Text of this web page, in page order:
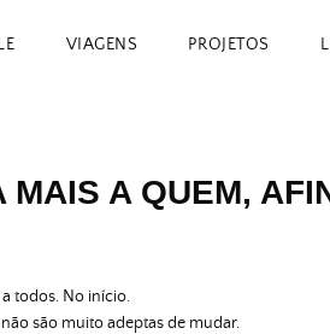
VIAGENS PROJETOS
MAIS A QUEM,
a todos. No início.
são muito adeptas de mudar.